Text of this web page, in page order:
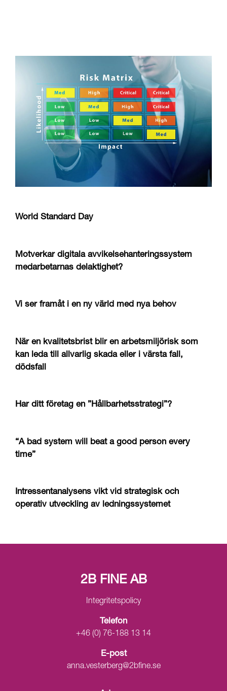
World Standard Day
Motverkar digitala avvikelsehanteringssystem
medarbetarnas delaktighet?
Vi ser framåt i en ny värld med nya behov
När en kvalitetsbrist blir en arbetsmiljörisk som
kan leda till allvarlig skada eller i värsta fall,
dödsfall
Har ditt företag en ”Hållbarhetsstrategi”?
“A bad system will beat a good person every
time”
Intressentanalysens vikt vid strategisk och
operativ utveckling av ledningssystemet
2B FINE AB
Integritetspolicy
Telefon
+46 (0) 76-188 13 14
E-post
anna.vesterberg@2bfine.se